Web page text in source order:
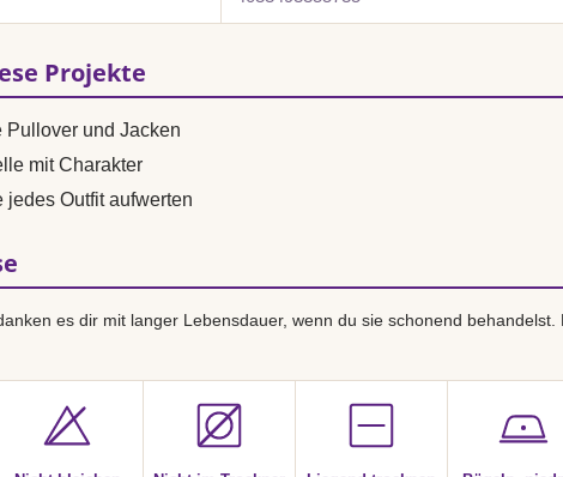
Projekte
Pullover und Jacken
mit Charakter
jedes Outfit aufwerten
es dir mit langer Lebensdauer, wenn du sie schonend